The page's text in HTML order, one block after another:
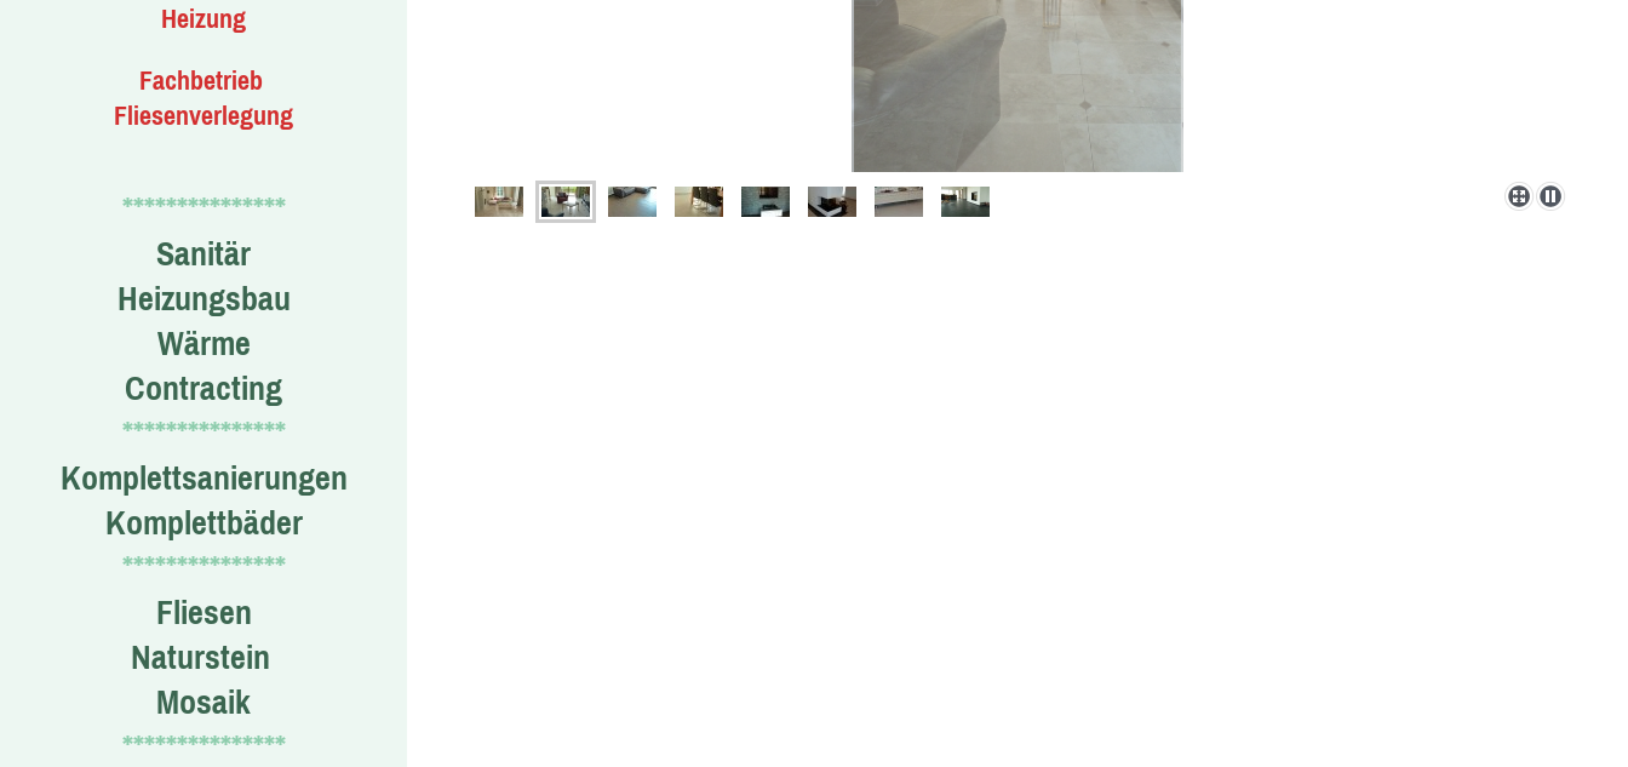
Heizung
Fachbetrieb
Fliesenverlegung
***************
Sanitär
Heizungsbau
Wärme
Contracting
***************
Komplettsanierungen
Komplettbäder
***************
Fliesen
Naturstein
Mosaik
***************